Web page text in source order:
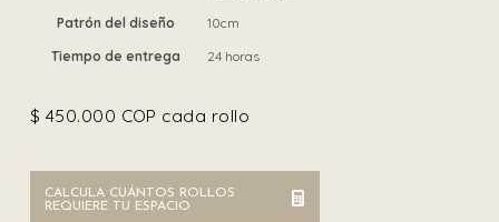
Patrón del diseño
10cm
Tiempo de entrega
24 horas
$ 450.000 COP cada rollo
CALCULA CUÁNTOS ROLLOS
REQUIERE TU ESPACIO